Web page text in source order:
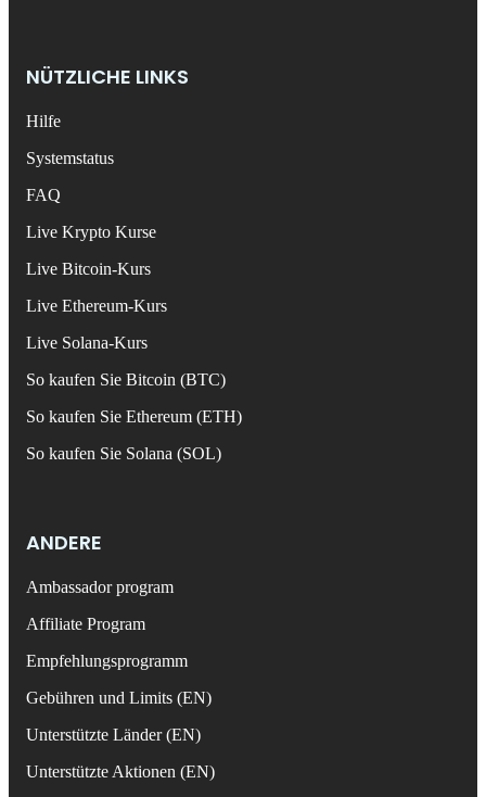
NÜTZLICHE LINKS
Hilfe
Systemstatus
FAQ
Live Krypto Kurse
Live Bitcoin-Kurs
Live Ethereum-Kurs
Live Solana-Kurs
So kaufen Sie Bitcoin (BTC)
So kaufen Sie Ethereum (ETH)
So kaufen Sie Solana (SOL)
ANDERE
Ambassador program
Affiliate Program
Empfehlungsprogramm
Gebühren und Limits (EN)
Unterstützte Länder (EN)
Unterstützte Aktionen (EN)